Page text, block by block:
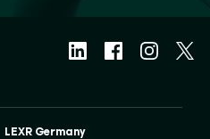
LEXR Germany